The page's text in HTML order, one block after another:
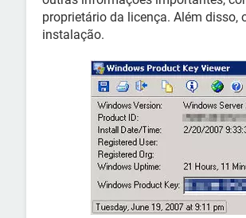
proprietário da licença. Além disso,
instalação.